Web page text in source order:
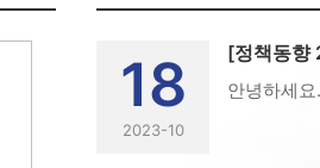
18
2023-10
[정책동향